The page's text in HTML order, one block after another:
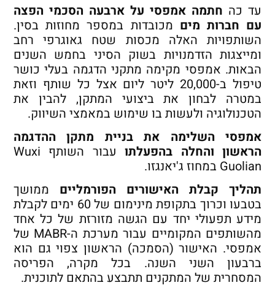
עד כה חתמה אמפסי על ארבעה הסכמי הפצה
עם חברות מים מכובדות במספר מחוזות בסין.
השותפויות האלה מכסות שטח גאוגרפי רחב
ומייצגות הזדמנויות בשוק הסיני בחמש השנים
הבאות. אמפסי מקימה מתקני הדגמה בעלי כושר
טיפול ב-20,000 ליטר ליום אצל כל שותף וזאת
במטרה לבחון את ביצועי המתקן, להבין את
הטכנולוגיה ולעשות בו שימוש במאמצי השיווק.
אמפסי השלימה את בניית מתקן ההדגמה
הראשון והחלה בהפעלתו
עבור השותף Wuxi
Guolian במחוז ג'יאנגזו.
תהליך קבלת האישורים הפורמליים ממושך
בטבעו וכרוך בתקופת מינימום של 60 ימים לקבלת
מידע תפעולי יחד עם הגשה מזורזת של כל אחד
מהשותפים המקומיים עבור מערכת ה-MABR של
אמפסי. האישור (הסמכה) הראשון צפוי גם הוא
ברבעון השני השנה. בכל מקרה, הפריסה
המסחרית של המתקנים תתבצע בהתאם לתוכנית.